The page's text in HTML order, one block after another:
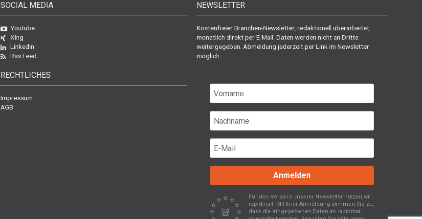
SOCIAL MEDIA
Youtube
Xing
LinkedIn
Rss Feed
RECHTLICHES
Impressum
AGB
NEWSLETTER
Kostenfreier Branchen-Newsletter, redaktionell überarbeitet,
monatlich direkt per E-Mail. Daten werden nicht an Dritte
weitergegeben. Abmeldung jederzeit per Link im Newsletter
möglich.
Anmelden
Für den Versand unserer Newsletter nutzen wir
rapidmail. Mit Ihrer Anmeldung stimmen Sie zu,
dass die eingegebenen Daten an rapidmail